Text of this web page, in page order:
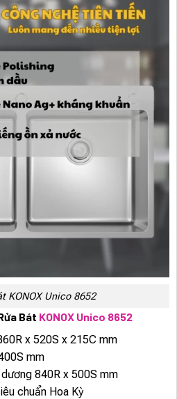
KONOX Unico 8652
Bát KONOX Unico 8652
x 520S x 215C mm
mm
dương 840R x 500S mm
chuẩn Hoa Kỳ